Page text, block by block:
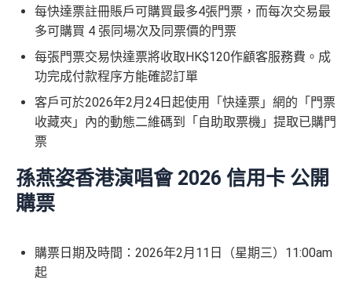
每快達票註冊賬戶可購買最多4張門票，而每次交易最
多可購買 4 張同場次及同票價的門票
每張門票交易快達票將收取HK$120作顧客服務費。成
功完成付款程序方能確認訂單
客戶可於2026年2月24日起使用「快達票」網的「門票
收藏夾」內的動態二維碼到「自助取票機」提取已購門
票
孫燕姿香港演唱會 2026 信用卡 公開
購票
購票日期及時間： 2026年2月11日（星期三）11:00am
起